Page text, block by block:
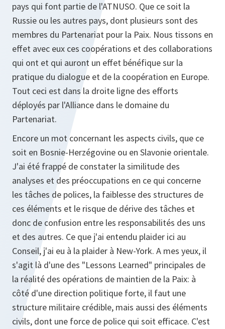
pays qui font partie de l'ATNUSO. Que ce soit la
Russie ou les autres pays, dont plusieurs sont des
membres du Partenariat pour la Paix. Nous tissons en
effet avec eux ces coopérations et des collaborations
qui ont et qui auront un effet bénéfique sur la
pratique du dialogue et de la coopération en Europe.
Tout ceci est dans la droite ligne des efforts
déployés par l'Alliance dans le domaine du
Partenariat.
Encore un mot concernant les aspects civils, que ce
soit en Bosnie-Herzégovine ou en Slavonie orientale.
J'ai été frappé de constater la similitude des
analyses et des préoccupations en ce qui concerne
les tâches de polices, la faiblesse des structures de
ces éléments et le risque de dérive des tâches et
donc de confusion entre les responsabilités des uns
et des autres. Ce que j'ai entendu plaider ici au
Conseil, j'ai eu à la plaider à New-York. A mes yeux, il
s'agit là d'une des "Lessons Learned" principales de
la réalité des opérations de maintien de la Paix: à
côté d'une direction politique forte, il faut une
structure militaire crédible, mais aussi des éléments
civils, dont une force de police qui soit efficace. C'est